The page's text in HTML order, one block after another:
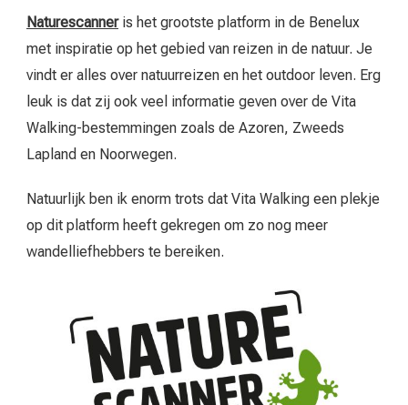
Naturescanneris het grootste platform in de Benelux
met inspiratie op het gebied van reizen in de natuur. Je
vindt er alles over natuurreizen en het outdoor leven. Erg
leuk is dat zij ook veel informatie geven over de Vita
Walking-bestemmingen zoals de Azoren, Zweeds
Lapland en Noorwegen.
Natuurlijk ben ik enorm trots dat Vita Walking een plekje
op dit platform heeft gekregen om zo nog meer
wandelliefhebbers te bereiken.